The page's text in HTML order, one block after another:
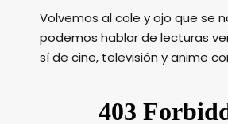
Volvemos al cole y ojo que se
podemos hablar de lecturas
sí de cine, televisión y anime